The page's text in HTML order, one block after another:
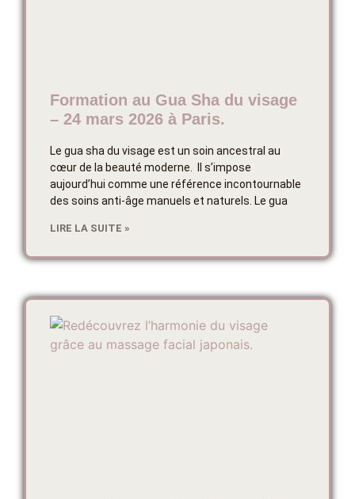
Formation au Gua Sha du visage
– 24 mars 2026 à Paris.
Le gua sha du visage est un soin ancestral au
cœur de la beauté moderne. Il s’impose
aujourd’hui comme une référence incontournable
des soins anti-âge manuels et naturels. Le gua
LIRE LA SUITE »